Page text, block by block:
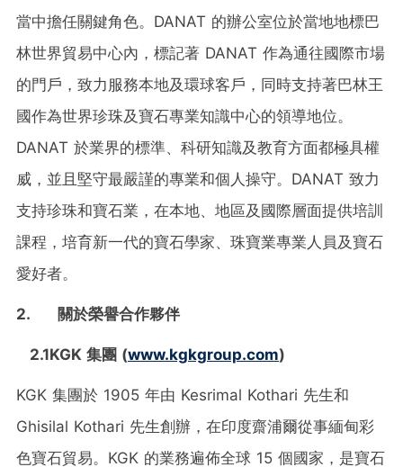
當中擔任關鍵角色。DANAT 的辦公室位於當地地標巴
林世界貿易中心內，標記著 DANAT 作為通往國際市場
的門戶，致力服務本地及環球客戶，同時支持著巴林王
國作為世界珍珠及寶石專業知識中心的領導地位。
DANAT 於業界的標準、科研知識及教育方面都極具權
威，並且堅守最嚴謹的專業和個人操守。DANAT 致力
支持珍珠和寶石業，在本地、地區及國際層面提供培訓
課程，培育新一代的寶石學家、珠寶業專業人員及寶石
愛好者。
2. 關於榮譽合作夥伴
2.1KGK 集團 (www.kgkgroup.com)
KGK 集團於 1905 年由 Kesrimal Kothari 先生和
Ghisilal Kothari 先生創辦，在印度齋浦爾從事緬甸彩
色寶石貿易。KGK 的業務遍佈全球 15 個國家，是寶石